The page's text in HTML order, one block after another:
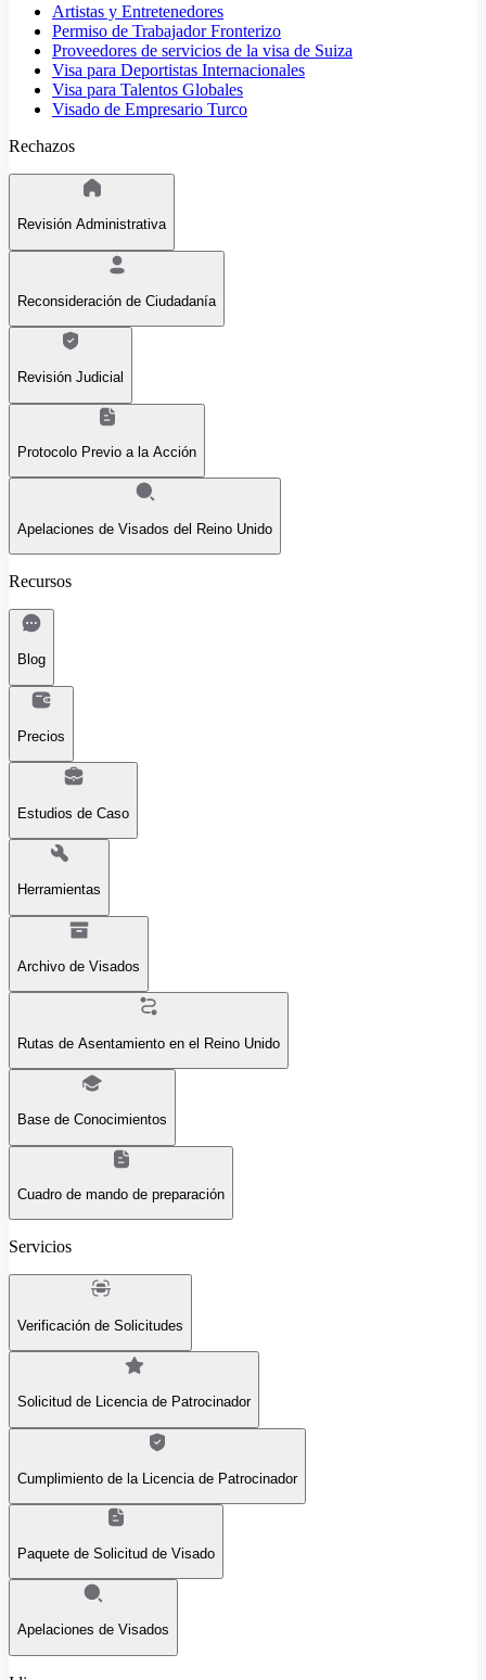
Artistas y Entretenedores
Permiso de Trabajador Fronterizo
Proveedores de servicios de la visa de Suiza
Visa para Deportistas Internacionales
Visa para Talentos Globales
Visado de Empresario Turco
Rechazos
Revisión Administrativa
Reconsideración de Ciudadanía
Revisión Judicial
Protocolo Previo a la Acción
Apelaciones de Visados del Reino Unido
Recursos
Blog
Precios
Estudios de Caso
Herramientas
Archivo de Visados
Rutas de Asentamiento en el Reino Unido
Base de Conocimientos
Cuadro de mando de preparación
Servicios
Verificación de Solicitudes
Solicitud de Licencia de Patrocinador
Cumplimiento de la Licencia de Patrocinador
Paquete de Solicitud de Visado
Apelaciones de Visados